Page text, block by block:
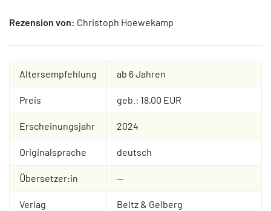
Rezension von: Christoph Hoewekamp
Altersempfehlung ab 6 Jahren
Preis geb.: 18,00 EUR
Erscheinungsjahr 2024
Originalsprache deutsch
Übersetzer:in --
Verlag Beltz & Gelberg